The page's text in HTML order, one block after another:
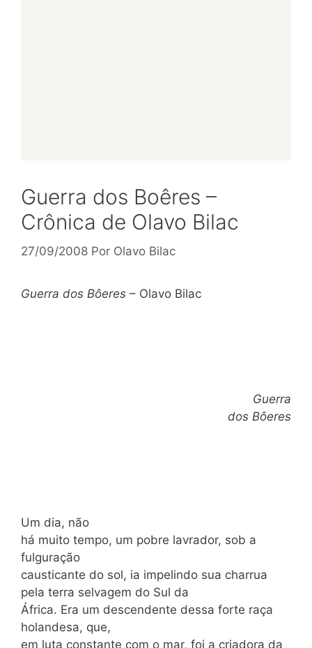
Guerra dos Boêres –
Crônica de Olavo Bilac
27/09/2008 Por Olavo Bilac
Guerra dos Bôeres – Olavo Bilac
Guerra
dos Bôeres
Um dia, não
há muito tempo, um pobre lavrador, sob a
fulguração
causticante do sol, ia impelindo sua charrua
pela terra selvagem do Sul da
África. Era um descendente dessa forte raça
holandesa, que,
em luta constante com o mar, foi a criadora da